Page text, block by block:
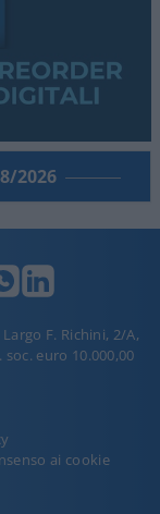
2026
F. Richini, 2/A,
soc. euro 10.000,00
ai cookie